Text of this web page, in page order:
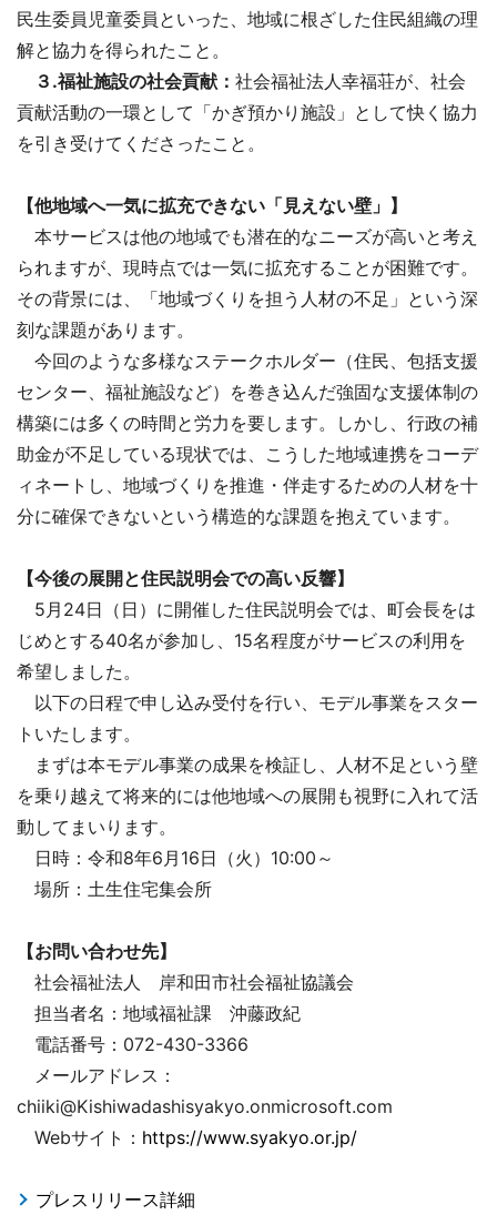
民生委員児童委員といった、地域に根ざした住民組織の理
解と協力を得られたこと。
３.福祉施設の社会貢献： 社会福祉法人幸福荘が、社会
貢献活動の一環として「かぎ預かり施設」として快く協力
を引き受けてくださったこと。
【他地域へ一気に拡充できない「見えない壁」】
本サービスは他の地域でも潜在的なニーズが高いと考え
られますが、現時点では一気に拡充することが困難です。
その背景には、「地域づくりを担う人材の不足」という深
刻な課題があります。
今回のような多様なステークホルダー（住民、包括支援
センター、福祉施設など）を巻き込んだ強固な支援体制の
構築には多くの時間と労力を要します。しかし、行政の補
助金が不足している現状では、こうした地域連携をコーデ
ィネートし、地域づくりを推進・伴走するための人材を十
分に確保できないという構造的な課題を抱えています。
【今後の展開と住民説明会での高い反響】
5月24日（日）に開催した住民説明会では、町会長をは
じめとする40名が参加し、15名程度がサービスの利用を
希望しました。
以下の日程で申し込み受付を行い、モデル事業をスター
トいたします。
まずは本モデル事業の成果を検証し、人材不足という壁
を乗り越えて将来的には他地域への展開も視野に入れて活
動してまいります。
日時：令和8年6月16日（火）10:00～
場所：土生住宅集会所
【お問い合わせ先】
社会福祉法人 岸和田市社会福祉協議会
担当者名：地域福祉課 沖藤政紀
電話番号：072-430-3366
メールアドレス：
chiiki@Kishiwadashisyakyo.onmicrosoft.com
Webサイト： https://www.syakyo.or.jp/
プレスリリース詳細